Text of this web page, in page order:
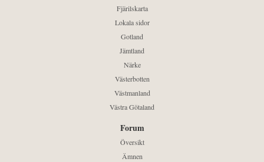
Fjärilskarta
Lokala sidor
Gotland
Jämtland
Närke
Västerbotten
Västmanland
Västra Götaland
Forum
Översikt
Ämnen